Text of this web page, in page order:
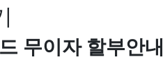
무이자 할부안내